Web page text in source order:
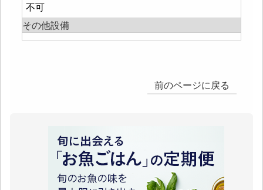
不可
その他設備
前のページに戻る